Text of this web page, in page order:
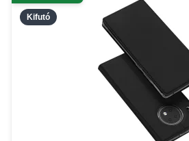
Kifutó